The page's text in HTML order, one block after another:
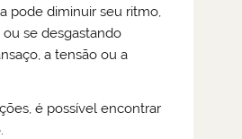
pode diminuir seu ritmo,
ou se desgastando
a tensão ou a
é possível encontrar